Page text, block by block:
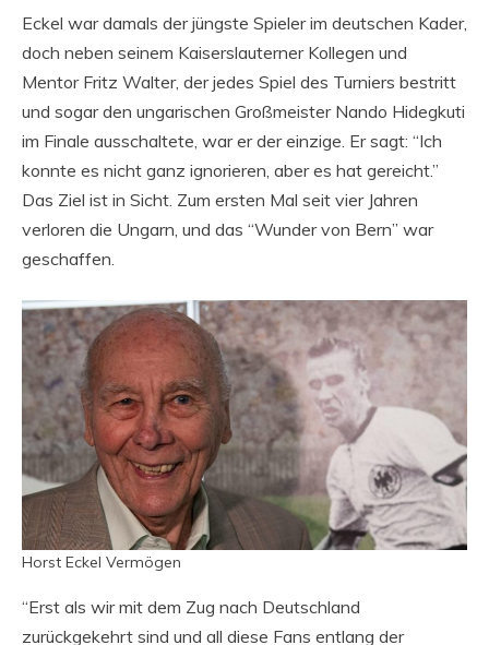
Eckel war damals der jüngste Spieler im deutschen Kader,
doch neben seinem Kaiserslauterner Kollegen und
Mentor Fritz Walter, der jedes Spiel des Turniers bestritt
und sogar den ungarischen Großmeister Nando Hidegkuti
im Finale ausschaltete, war er der einzige. Er sagt: “Ich
konnte es nicht ganz ignorieren, aber es hat gereicht.”
Das Ziel ist in Sicht. Zum ersten Mal seit vier Jahren
verloren die Ungarn, und das “Wunder von Bern” war
geschaffen.
Horst Eckel Vermögen
“Erst als wir mit dem Zug nach Deutschland
zurückgekehrt sind und all diese Fans entlang der